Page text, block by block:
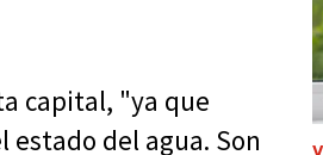
capital, "ya que
del agua. Son